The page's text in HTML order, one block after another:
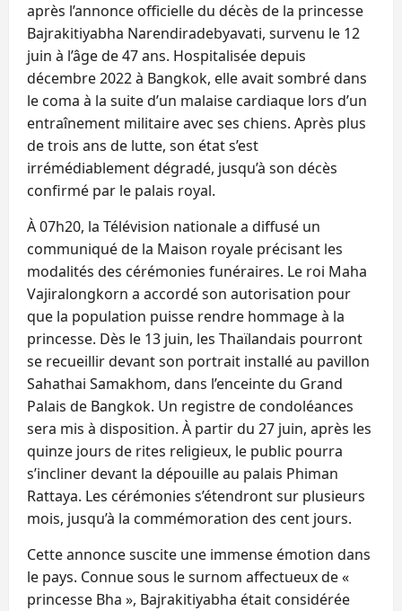
après l’annonce officielle du décès de la princesse
Bajrakitiyabha Narendiradebyavati, survenu le 12
juin à l’âge de 47 ans. Hospitalisée depuis
décembre 2022 à Bangkok, elle avait sombré dans
le coma à la suite d’un malaise cardiaque lors d’un
entraînement militaire avec ses chiens. Après plus
de trois ans de lutte, son état s’est
irrémédiablement dégradé, jusqu’à son décès
confirmé par le palais royal.
À 07h20, la Télévision nationale a diffusé un
communiqué de la Maison royale précisant les
modalités des cérémonies funéraires. Le roi Maha
Vajiralongkorn a accordé son autorisation pour
que la population puisse rendre hommage à la
princesse. Dès le 13 juin, les Thaïlandais pourront
se recueillir devant son portrait installé au pavillon
Sahathai Samakhom, dans l’enceinte du Grand
Palais de Bangkok. Un registre de condoléances
sera mis à disposition. À partir du 27 juin, après les
quinze jours de rites religieux, le public pourra
s’incliner devant la dépouille au palais Phiman
Rattaya. Les cérémonies s’étendront sur plusieurs
mois, jusqu’à la commémoration des cent jours.
Cette annonce suscite une immense émotion dans
le pays. Connue sous le surnom affectueux de «
princesse Bha », Bajrakitiyabha était considérée